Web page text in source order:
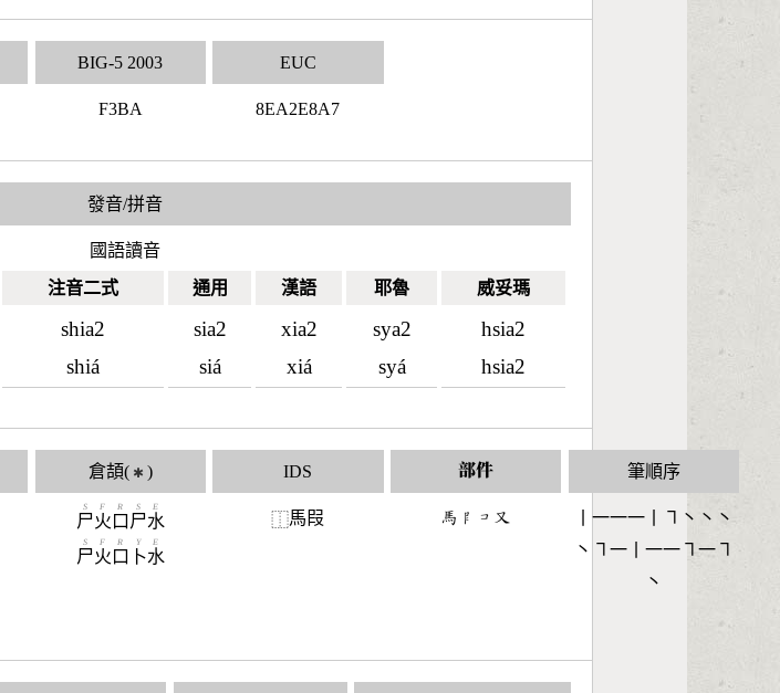
BIG-5 2003
F3BA
EUC
8EA2E8A7
發音/拼音
國語讀音
注音二式 通用 漢語 耶魯 威妥瑪
shia2
shiá
sia2
siá
xia2
xiá
sya2
syá
hsia2
hsia2
倉頡( ✱ )
尸
S
火
F
口
R
尸
S
水
E
尸
S
火
F
口
R
卜
Y
水
E
IDS
⿰馬叚
部件
󶇨󶅙󶁈󶁓
筆順序
丨一一一丨㇕丶丶丶
丶㇕一丨一一㇕一㇕
丶